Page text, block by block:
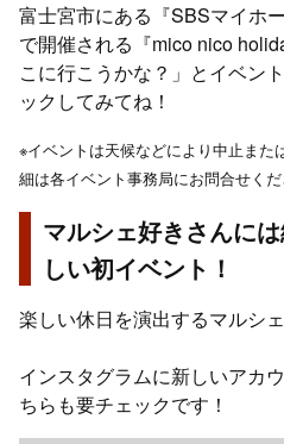
富士宮市にある『SBSマイホ
で開催される『mico nico
こに行こうかな？」とイベン
ックしてみてね！
※イベントは天候などにより中止また
細は各イベント事務局にお問合せくだ
マルシェ好きさんに
しい初イベント！
楽しい休日を演出するマルシ
インスタグラムに新しいアカ
ちらも要チェックです！